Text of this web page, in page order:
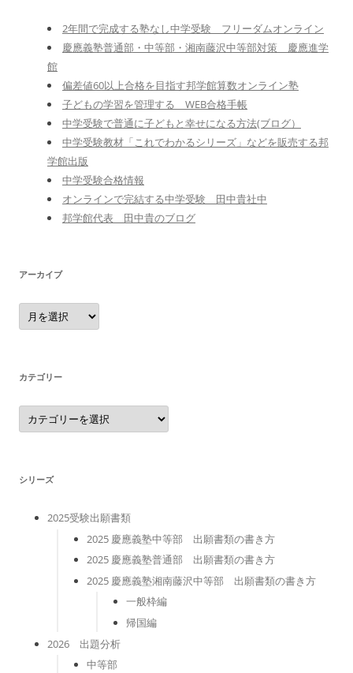
2年間で完成する塾なし中学受験 フリーダムオンライン
慶應義塾普通部・中等部・湘南藤沢中等部対策 慶應進学
館
偏差値60以上合格を目指す邦学館算数オンライン塾
子どもの学習を管理する WEB合格手帳
中学受験で普通に子どもと幸せになる方法(ブログ）
中学受験教材「これでわかるシリーズ」などを販売する邦
学館出版
中学受験合格情報
オンラインで完結する中学受験 田中貴社中
邦学館代表 田中貴のブログ
アーカイブ
ア
ー
カ
カテゴリー
カ
テ
ゴ
シリーズ
2025受験出願書類
2025 慶應義塾中等部 出願書類の書き方
2025 慶應義塾普通部 出願書類の書き方
2025 慶應義塾湘南藤沢中等部 出願書類の書き方
一般枠編
帰国編
2026 出題分析
中等部